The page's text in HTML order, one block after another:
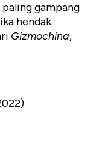
gampang
hendak
Gizmochina,